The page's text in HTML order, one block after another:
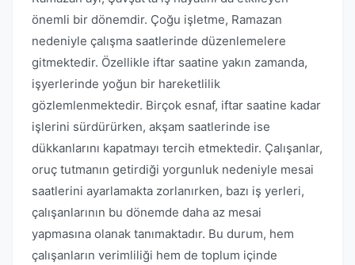
önemli bir dönemdir. Çoğu işletme, Ramazan
nedeniyle çalışma saatlerinde düzenlemelere
gitmektedir. Özellikle iftar saatine yakın zamanda,
işyerlerinde yoğun bir hareketlilik
gözlemlenmektedir. Birçok esnaf, iftar saatine kadar
işlerini sürdürürken, akşam saatlerinde ise
dükkanlarını kapatmayı tercih etmektedir. Çalışanlar,
oruç tutmanın getirdiği yorgunluk nedeniyle mesai
saatlerini ayarlamakta zorlanırken, bazı iş yerleri,
çalışanlarının bu dönemde daha az mesai
yapmasına olanak tanımaktadır. Bu durum, hem
çalışanların verimliliği hem de toplum içinde